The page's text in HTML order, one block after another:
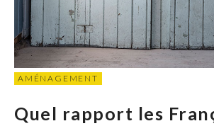
AMÉNAGEMENT
Quel rapport les